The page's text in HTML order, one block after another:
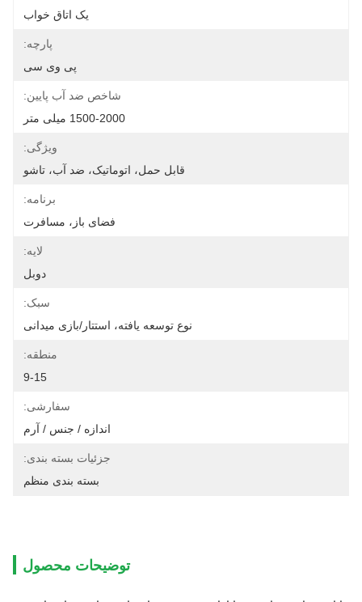
یک اتاق خواب
پارچه:
پی وی سی
شاخص ضد آب پایین:
1500-2000 میلی متر
ویژگی:
قابل حمل، اتوماتیک، ضد آب، تاشو
برنامه:
فضای باز، مسافرت
لایه:
دوبل
سبک:
نوع توسعه یافته، استتار/بازی میدانی
منطقه:
9-15
سفارشی:
اندازه / جنس / آرم
جزئیات بسته بندی:
بسته بندی منظم
توضیحات محصول